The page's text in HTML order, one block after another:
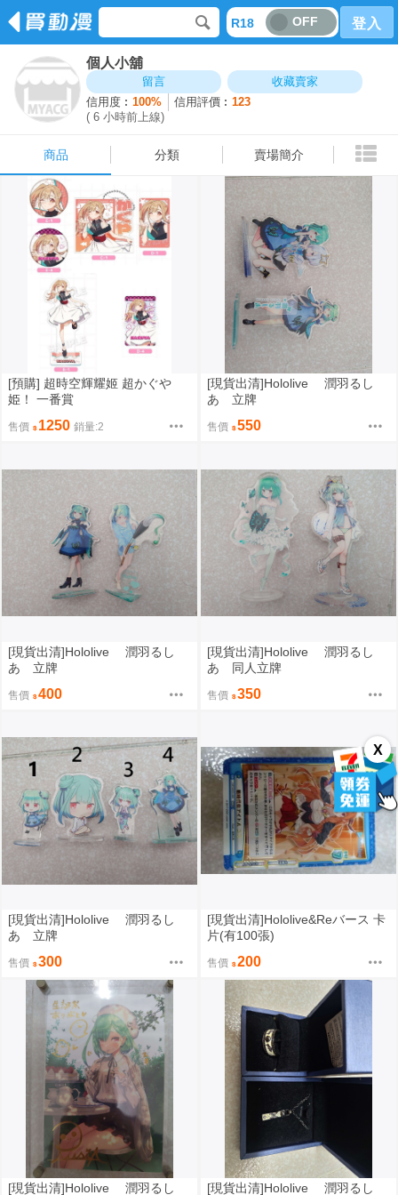
R18 OFF 登入
個人小舖
留言
收藏賣家
信用度︰100% 信用評價︰123
( 6 小時前上線)
商品 分類 賣場簡介
X
[預購] 超時空輝耀姬 超かぐや
姫！ 一番賞
售價 1250 銷量:2
[現貨出清]Hololive 潤羽るし
あ 立牌
售價 550
[現貨出清]Hololive 潤羽るし
あ 立牌
售價 400
[現貨出清]Hololive 潤羽るし
あ 同人立牌
售價 350
[現貨出清]Hololive 潤羽るし
あ 立牌
售價 300
[現貨出清]Hololive&Reバース 卡
片(有100張)
售價 200
[現貨出清]Hololive 潤羽るし [現貨出清]Hololive 潤羽るし
商品